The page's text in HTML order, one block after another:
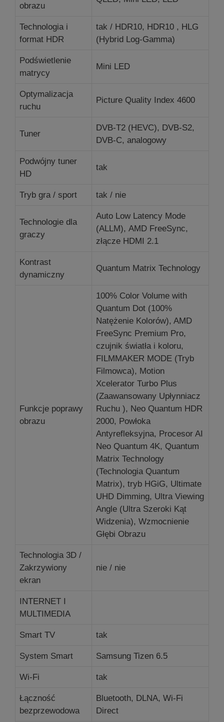
obrazu
Technologia i
format HDR
tak / HDR10, HDR10 , HLG
(Hybrid Log-Gamma)
Podświetlenie
matrycy
Mini LED
Optymalizacja
ruchu
Picture Quality Index 4600
Tuner
DVB-T2 (HEVC), DVB-S2,
DVB-C, analogowy
Podwójny tuner
HD
tak
Tryb gra / sport tak / nie
Technologie dla
graczy
Auto Low Latency Mode
(ALLM), AMD FreeSync,
złącze HDMI 2.1
Kontrast
dynamiczny
Quantum Matrix Technology
Funkcje poprawy
obrazu
100% Color Volume with
Quantum Dot (100%
Natężenie Kolorów), AMD
FreeSync Premium Pro,
czujnik światła i koloru,
FILMMAKER MODE (Tryb
Filmowca), Motion
Xcelerator Turbo Plus
(Zaawansowany Upłynniacz
Ruchu ), Neo Quantum HDR
2000, Powłoka
Antyrefleksyjna, Procesor AI
Neo Quantum 4K, Quantum
Matrix Technology
(Technologia Quantum
Matrix), tryb HGiG, Ultimate
UHD Dimming, Ultra Viewing
Angle (Ultra Szeroki Kąt
Widzenia), Wzmocnienie
Głębi Obrazu
Technologia 3D /
Zakrzywiony
ekran
nie / nie
INTERNET I
MULTIMEDIA
Smart TV tak
System Smart Samsung Tizen 6.5
Wi-Fi tak
Łączność
bezprzewodowa
Bluetooth, DLNA, Wi-Fi
Direct